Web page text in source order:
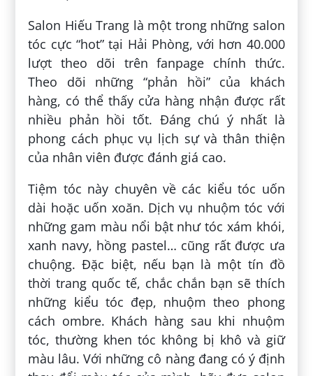
Salon Hiếu Trang là một trong những salon
tóc cực “hot” tại Hải Phòng, với hơn 40.000
lượt theo dõi trên fanpage chính thức.
Theo dõi những “phản hồi” của khách
hàng, có thể thấy cửa hàng nhận được rất
nhiều phản hồi tốt. Đáng chú ý nhất là
phong cách phục vụ lịch sự và thân thiện
của nhân viên được đánh giá cao.
Tiệm tóc này chuyên về các kiểu tóc uốn
dài hoặc uốn xoăn. Dịch vụ nhuộm tóc với
những gam màu nổi bật như tóc xám khói,
xanh navy, hồng pastel… cũng rất được ưa
chuộng. Đặc biệt, nếu bạn là một tín đồ
thời trang quốc tế, chắc chắn bạn sẽ thích
những kiểu tóc đẹp, nhuộm theo phong
cách ombre. Khách hàng sau khi nhuộm
tóc, thường khen tóc không bị khô và giữ
màu lâu. Với những cô nàng đang có ý định